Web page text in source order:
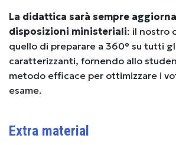
La didattica sarà sempre
disposizioni ministeriali: il nostro
quello di preparare a 360° su tutti
caratterizzanti, fornendo allo
metodo efficace per ottimizzare i
esame.
Extra material